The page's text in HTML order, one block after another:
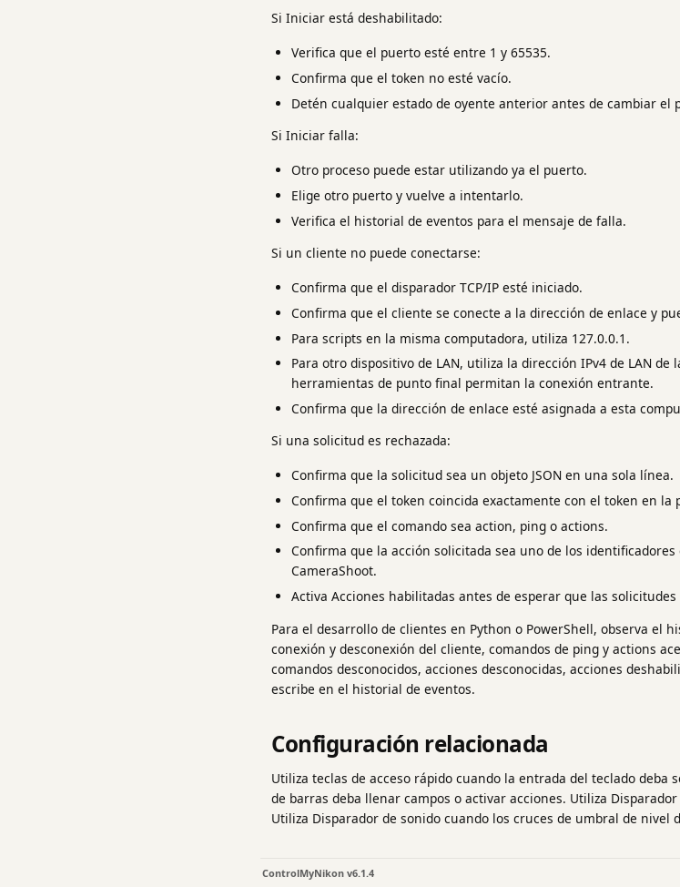
Si Iniciar está deshabilitado:
Verifica que el puerto esté entre 1 y 65535.
Confirma que el token no esté vacío.
Detén cualquier estado de oyente anterior antes de cambiar el
Si Iniciar falla:
Otro proceso puede estar utilizando ya el puerto.
Elige otro puerto y vuelve a intentarlo.
Verifica el historial de eventos para el mensaje de falla.
Si un cliente no puede conectarse:
Confirma que el disparador TCP/IP esté iniciado.
Confirma que el cliente se conecte a la dirección de enlace y
Para scripts en la misma computadora, utiliza 127.0.0.1.
Para otro dispositivo de LAN, utiliza la dirección IPv4 de LAN
herramientas de punto final permitan la conexión entrante.
Confirma que la dirección de enlace esté asignada a esta
Si una solicitud es rechazada:
Confirma que la solicitud sea un objeto JSON en una sola línea.
Confirma que el token coincida exactamente con el token en la
Confirma que el comando sea action, ping o actions.
Confirma que la acción solicitada sea uno de los
CameraShoot.
Activa Acciones habilitadas antes de esperar que las
Para el desarrollo de clientes en Python o PowerShell, observa el
conexión y desconexión del cliente, comandos de ping y actions
comandos desconocidos, acciones desconocidas, acciones
escribe en el historial de eventos.
Configuración relacionada
Utiliza teclas de acceso rápido cuando la entrada del teclado
de barras deba llenar campos o activar acciones. Utiliza
Utiliza Disparador de sonido cuando los cruces de umbral de nivel
ControlMyNikon v6.1.4